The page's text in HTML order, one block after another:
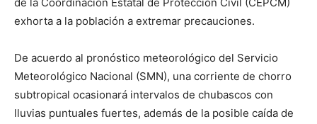
exhorta a la población a extremar precauciones.
De acuerdo al pronóstico meteorológico del Servicio
Meteorológico Nacional (SMN), una corriente de chorro
subtropical ocasionará intervalos de chubascos con
lluvias puntuales fuertes, además de la posible caída de